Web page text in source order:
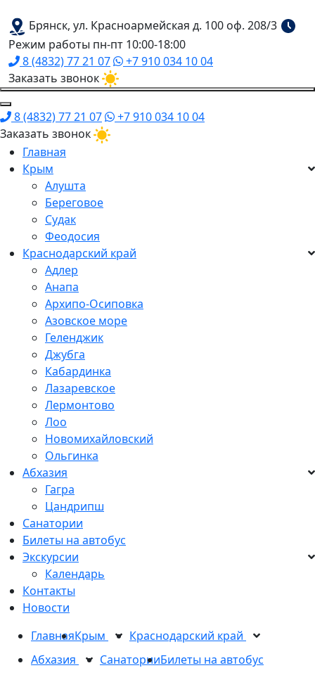
Брянск, ул. Красноармейская д. 100 оф. 208/3
Режим работы пн-пт 10:00-18:00
8 (4832) 77 21 07
+7 910 034 10 04
Заказать звонок
8 (4832) 77 21 07
+7 910 034 10 04
Заказать звонок
Главная
Крым
Алушта
Береговое
Судак
Феодосия
Краснодарский край
Адлер
Анапа
Архипо-Осиповка
Азовское море
Геленджик
Джубга
Кабардинка
Лазаревское
Лермонтово
Лоо
Новомихайловский
Ольгинка
Абхазия
Гагра
Цандрипш
Санатории
Билеты на автобус
Экскурсии
Календарь
Контакты
Новости
ГлавнаяКрым
Краснодарский край
Абхазия
СанаторииБилеты на автобус